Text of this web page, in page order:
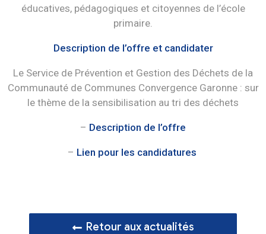
éducatives, pédagogiques et citoyennes de l’école
primaire.
Description de l’offre et candidater
Le Service de Prévention et Gestion des Déchets de la
Communauté de Communes Convergence Garonne : sur
le thème de la sensibilisation au tri des déchets
– Description de l’offre
– Lien pour les candidatures
Retour aux actualités